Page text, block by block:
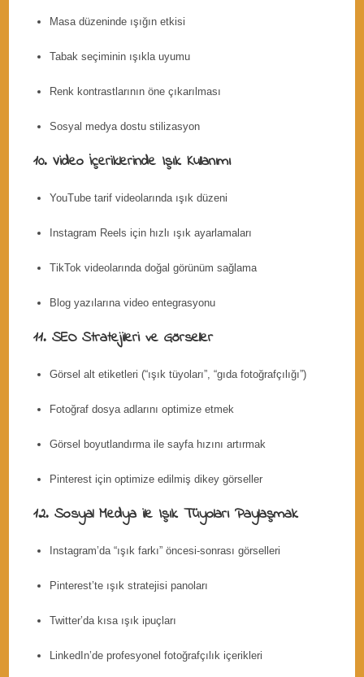
Masa düzeninde ışığın etkisi
Tabak seçiminin ışıkla uyumu
Renk kontrastlarının öne çıkarılması
Sosyal medya dostu stilizasyon
10. Video İçeriklerinde Işık Kullanımı
YouTube tarif videolarında ışık düzeni
Instagram Reels için hızlı ışık ayarlamaları
TikTok videolarında doğal görünüm sağlama
Blog yazılarına video entegrasyonu
11. SEO Stratejileri ve Görseller
Görsel alt etiketleri (“ışık tüyoları”, “gıda fotoğrafçılığı”)
Fotoğraf dosya adlarını optimize etmek
Görsel boyutlandırma ile sayfa hızını artırmak
Pinterest için optimize edilmiş dikey görseller
12. Sosyal Medya ile Işık Tüyoları Paylaşmak
Instagram’da “ışık farkı” öncesi-sonrası görselleri
Pinterest’te ışık stratejisi panoları
Twitter’da kısa ışık ipuçları
LinkedIn’de profesyonel fotoğrafçılık içerikleri